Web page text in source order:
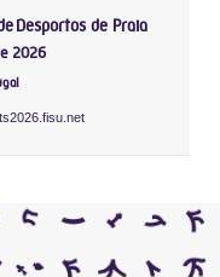
Desportos de Praia
2026